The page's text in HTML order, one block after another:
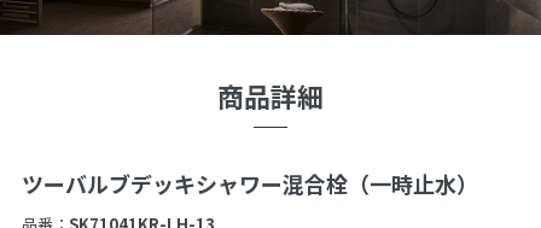
商品詳細
ツーバルブデッキシャワー混合栓（一時止水）